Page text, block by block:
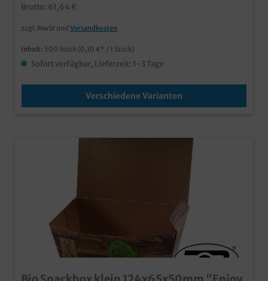
Gerichte, Pommes, usw. auch in Ihrem Wunschmotiv
Brutto: 61,64 €
zzgl. MwSt und Versandkosten
Inhalt: 500 Stück (0,10 €* / 1 Stück)
Sofort verfügbar, Lieferzeit: 1-3 Tage
Verschiedene Varianten